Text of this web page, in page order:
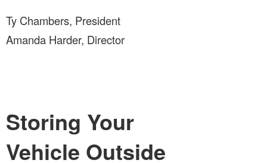
Ty Chambers, President
Amanda Harder, Director
Storing Your
Vehicle Outside